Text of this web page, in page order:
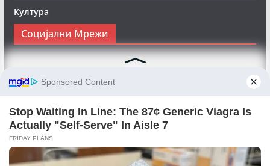
Култура
Социјални Мрежи
Следете нè на Фејсбук за да сте во тек со најновите